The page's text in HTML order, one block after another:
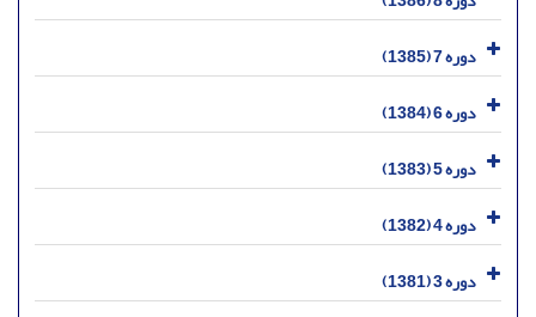
دوره 7 (1385)
دوره 6 (1384)
دوره 5 (1383)
دوره 4 (1382)
دوره 3 (1381)